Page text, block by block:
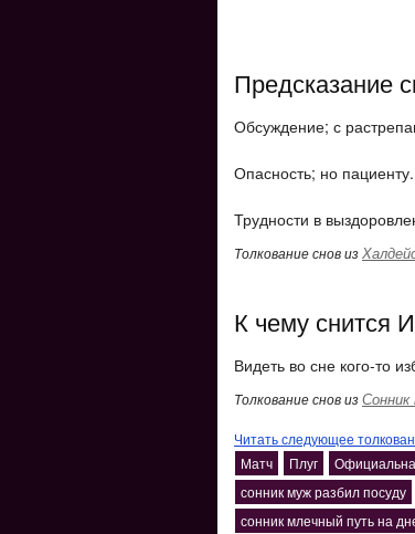
Предсказание
Обсуждение; с
Опасность; но пациенту.
Трудности в
Толкование снов из
К чему снится
Видеть во сне кого-то
Толкование снов изСонник
Читать следующее
Матч
Плуг
сонник муж разбил посуду
сонник млечный путь на